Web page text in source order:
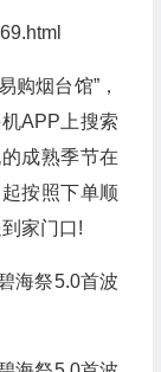
购烟台馆”，
APP上搜索
成熟季节在
按照下单顺
家门口!